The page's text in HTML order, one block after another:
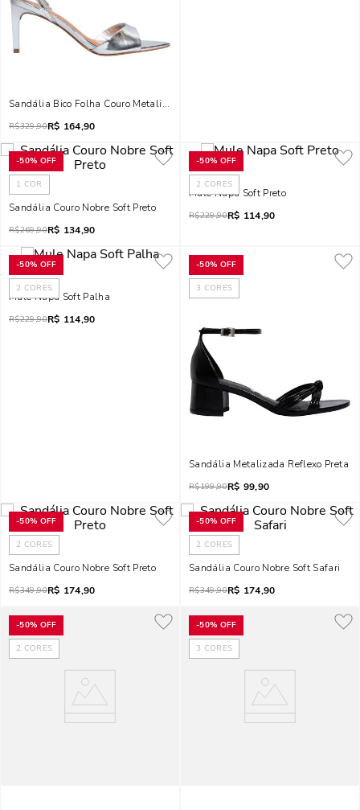
Sandália Bico Folha Couro Metalizado Prata
R$329,90R$ 164,90
-50% OFF
1 COR
Sandália Couro Nobre Soft Preto
R$269,90R$ 134,90
-50% OFF
2 CORES
Mule Napa Soft Preto
R$229,90R$ 114,90
-50% OFF
2 CORES
Mule Napa Soft Palha
R$229,90R$ 114,90
-50% OFF
3 CORES
Sandália Metalizada Reflexo Preta
R$199,90R$ 99,90
-50% OFF
2 CORES
Sandália Couro Nobre Soft Preto
R$349,90R$ 174,90
-50% OFF
2 CORES
Sandália Couro Nobre Soft Safari
R$349,90R$ 174,90
-50% OFF
2 CORES
-50% OFF
3 CORES